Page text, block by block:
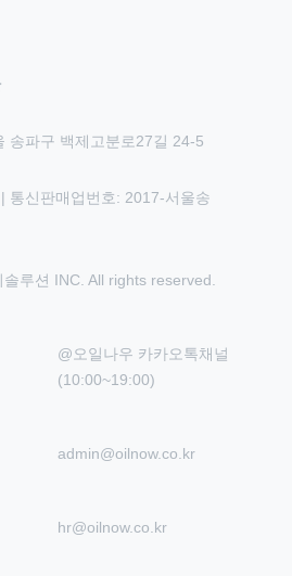
송파구 백제고분로27길 24-5
통신판매업번호: 2017-서울송
루션 INC. All rights reserved.
@오일나우 카카오톡채널
(10:00~19:00)
admin@oilnow.co.kr
hr@oilnow.co.kr